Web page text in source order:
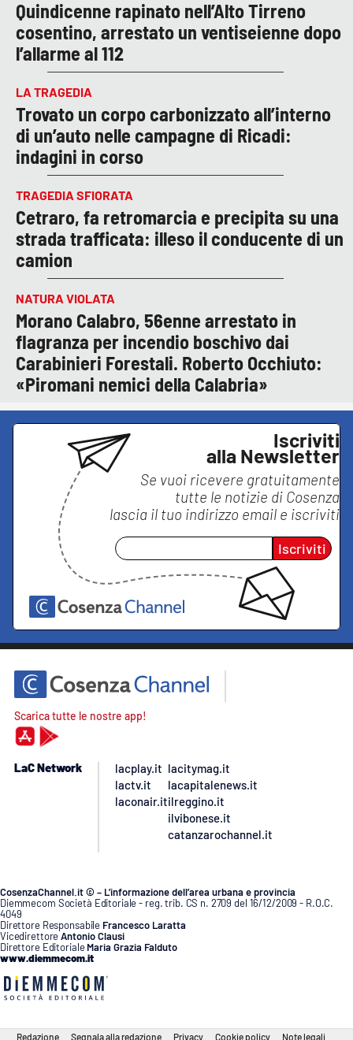
Quindicenne rapinato nell’Alto Tirreno
cosentino, arrestato un ventiseienne dopo
l’allarme al 112
LA TRAGEDIA
Trovato un corpo carbonizzato all’interno
di un’auto nelle campagne di Ricadi:
indagini in corso
TRAGEDIA SFIORATA
Cetraro, fa retromarcia e precipita su una
strada trafficata: illeso il conducente di un
camion
NATURA VIOLATA
Morano Calabro, 56enne arrestato in
flagranza per incendio boschivo dai
Carabinieri Forestali. Roberto Occhiuto:
«Piromani nemici della Calabria»
Iscriviti
alla Newsletter
Se vuoi ricevere gratuitamente
tutte le notizie di Cosenza
lascia il tuo indirizzo email e iscriviti
Iscriviti
Scarica tutte le nostre app!
LaC Network
lacplay.it
lactv.it
laconair.it
lacitymag.it
lacapitalenews.it
ilreggino.it
ilvibonese.it
catanzarochannel.it
CosenzaChannel.it © – L’informazione dell’area urbana e provincia
Diemmecom Società Editoriale - reg. trib. CS n. 2709 del 16/12/2009 - R.O.C.
4049
Direttore Responsabile Francesco Laratta
VicedirettoreAntonio Clausi
Direttore Editoriale Maria Grazia Falduto
www.diemmecom.it
Redazione Segnala alla redazione Privacy Cookie policy Note legali